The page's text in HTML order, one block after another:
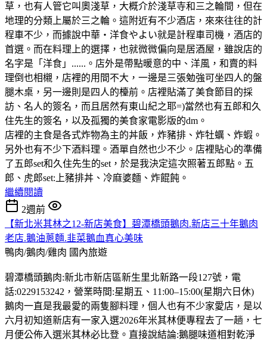
草，也有人管它叫奧淺草，大概介於淺草寺和三之輪間，但在
地理的分類上屬於三之輪。這附近有不少酒店，來來往往的計
程車不少，而據說中華・洋食やよい就是計程車司機，酒店的
首選。而在料理上的選擇，也就微微偏向是居酒屋，雖說店的
名字是「洋食」......。店外是帶點暖意的中、洋風，和賣的料
理倒也相櫬，店裡的用間不大，一邊是三張勉強可坐四人的盤
腿木桌，另一邊則是四人的檯前。店裡貼滿了美食節目的採
訪、名人的簽名，而且居然有東山紀之耶=)當然也有五郎和久
住先生的簽名，以及孤獨的美食家電影版的dm。
店裡的主食是各式炸物為主的丼飯，炸豬排、炸牡蠣、炸蝦。
另外也有不少下酒料理。酒單自然也少不少。店裡貼心的準備
了五郎set和久住先生的set，於是我決定這次照著五郎點。五
郎、虎郎set:上豬排丼、冷麻婆麵、炸餛飩。
繼續閱讀
2週前
【新北米其林之12-新店美食】碧潭橋頭鵝肉.新店三十年鵝肉
老店.鵝油蔥麵.韭菜鵝血真心美味
鴨肉/鵝肉/雞肉 國內旅遊
碧潭橋頭鵝肉:新北市新店區新生里北新路一段127號，電
話:0229153242，營業時間:星期五、11:00–15:00(星期六日休)
鵝肉一直是我最愛的兩隻腳料理，個人也有不少家愛店，是以
六月初知道新店有一家入選2026年米其林便專程去了一趟，七
月便公佈入選米其林必比登。直接說結論:鵝腿味道相對乾淨